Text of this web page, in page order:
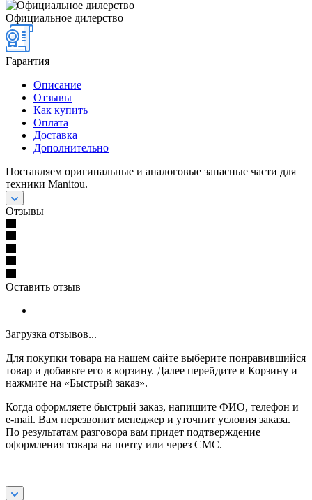
Официальное дилерство
Гарантия
Описание
Отзывы
Как купить
Оплата
Доставка
Дополнительно
Поставляем оригинальные и аналоговые запасные части для
техники Manitou.
Отзывы
Оставить отзыв
Загрузка отзывов...
Для покупки товара на нашем сайте выберите понравившийся
товар и добавьте его в корзину. Далее перейдите в Корзину и
нажмите на «Быстрый заказ».
Когда оформляете быстрый заказ, напишите ФИО, телефон и
e-mail. Вам перезвонит менеджер и уточнит условия заказа.
По результатам разговора вам придет подтверждение
оформления товара на почту или через СМС.